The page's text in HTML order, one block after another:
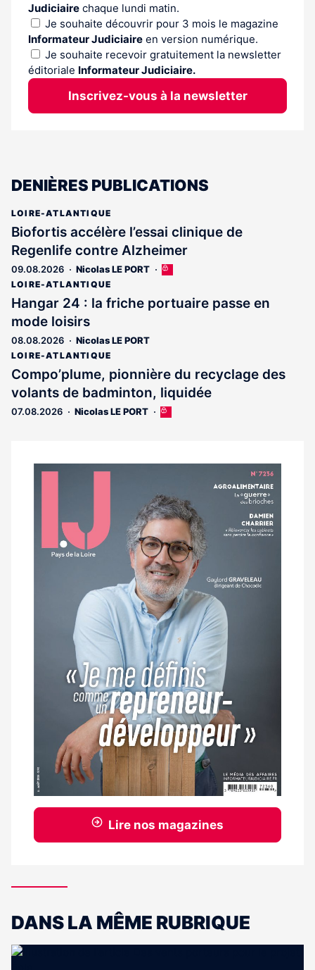
Judiciaire chaque lundi matin.
Je souhaite découvrir pour 3 mois le magazine
Informateur Judiciaire en version numérique.
Je souhaite recevoir gratuitement la newsletter
éditoriale Informateur Judiciaire.
Inscrivez-vous à la newsletter
DENIÈRES PUBLICATIONS
LOIRE-ATLANTIQUE
Biofortis accélère l’essai clinique de
Regenlife contre Alzheimer
09.08.2026 Nicolas LE PORT
Cet
est
réservé
LOIRE-ATLANTIQUE
Hangar 24 : la friche portuaire passe en
mode loisirs
08.08.2026 Nicolas LE PORT
LOIRE-ATLANTIQUE
Compo’plume, pionnière du recyclage des
volants de badminton, liquidée
07.08.2026 Nicolas LE PORT
Cet
aux
Notre
magazine
Lire nos magazines
DANS LA MÊME RUBRIQUE